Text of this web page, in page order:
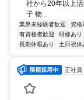
社から20年以上
子 物...
業界未経験者歓迎 資格
有資格者歓迎
研修あり
長期休暇あり
土日祝休
正社員